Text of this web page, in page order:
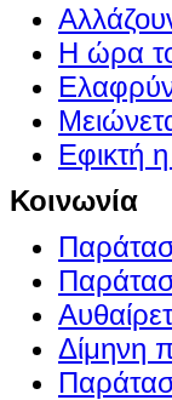
Η ώρα
Εφικτή
Κοινωνία
Δίμηνη